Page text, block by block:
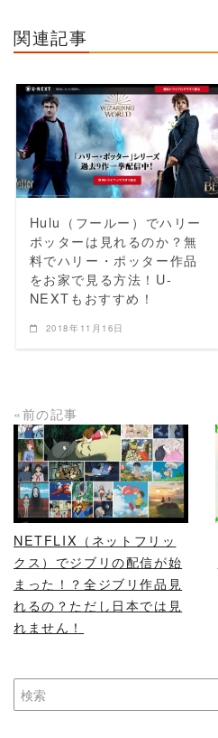
関連記事
READ MORE
Hulu（フールー）でハリー
ポッターは見れるのか？無
料でハリー・ポッター作品
をお家で見る方法！U-
NEXTもおすすめ！
2018年11月16日
«前の記事
READ MORE
NETFLIX（ネットフリッ
クス）でジブリの配信が始
まった！？全ジブリ作品見
れるの？ただし日本では見
れません！